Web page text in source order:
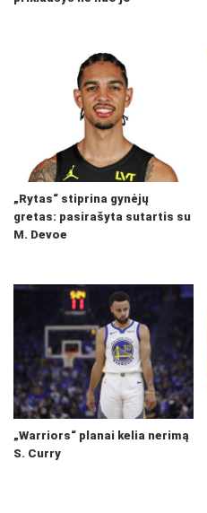
„Rytas“ stiprina gynėjų
gretas: pasirašyta sutartis su
M. Devoe
„Warriors“ planai kelia nerimą
S. Curry